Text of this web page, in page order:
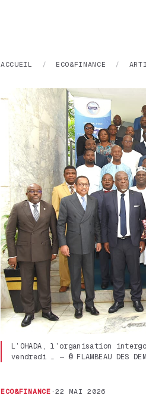
ACCUEIL / ECO&FINANCE /
L’OHADA, l’organisation
vendredi … — © FLAMBEAU DES
ECO&FINANCE ·22 MAI 2026